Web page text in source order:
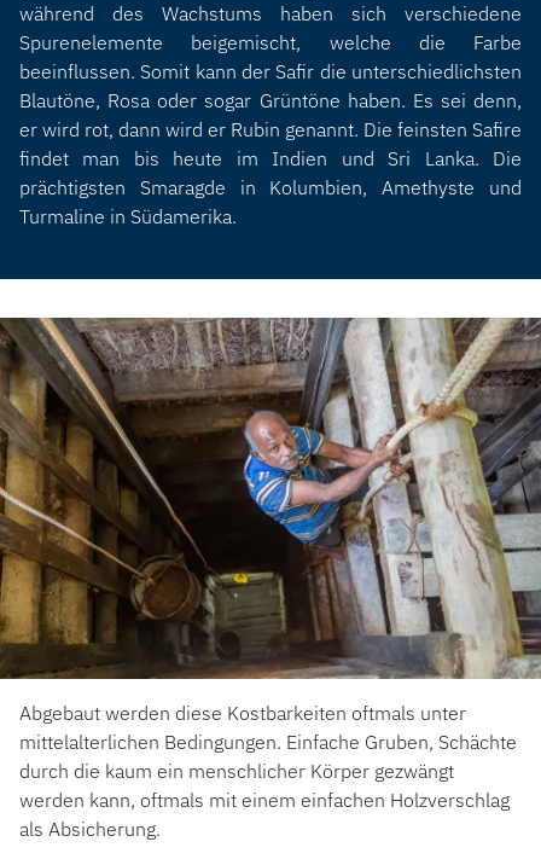
während des Wachstums haben sich verschiedene
Spurenelemente beigemischt, welche die Farbe
beeinflussen. Somit kann der Safir die unterschiedlichsten
Blautöne, Rosa oder sogar Grüntöne haben. Es sei denn,
er wird rot, dann wird er Rubin genannt. Die feinsten Safire
findet man bis heute im Indien und Sri Lanka. Die
prächtigsten Smaragde in Kolumbien, Amethyste und
Turmaline in Südamerika.
Abgebaut werden diese Kostbarkeiten oftmals unter
mittelalterlichen Bedingungen. Einfache Gruben, Schächte
durch die kaum ein menschlicher Körper gezwängt
werden kann, oftmals mit einem einfachen Holzverschlag
als Absicherung.